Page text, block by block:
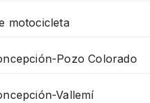
motocicleta
Pozo Colorado
Vallemí